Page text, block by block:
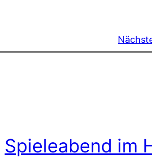
Spieleabend im